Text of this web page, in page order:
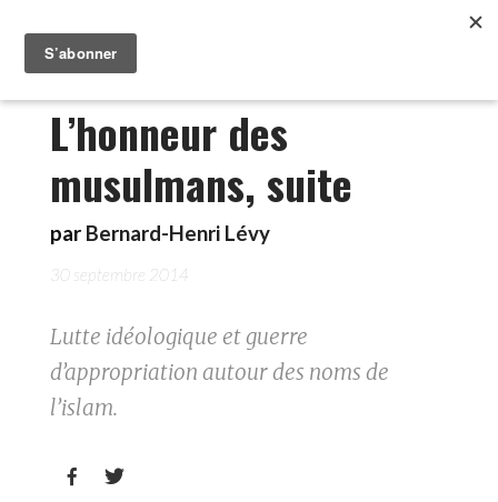
L’honneur des
musulmans, suite
par Bernard-Henri Lévy
30 septembre 2014
Lutte idéologique et guerre
d’appropriation autour des noms de
l’islam.
 